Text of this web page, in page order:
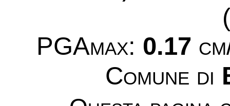
PGAmax: 0.17
Comune di